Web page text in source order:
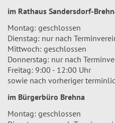
im Rathaus Sandersdorf-
Montag: geschlossen
Dienstag: nur nach
Mittwoch: geschlossen
Donnerstag: nur nach
Freitag: 9:00 - 12:00 Uhr
sowie nach vorheriger
im Bürgerbüro Brehna
Montag: geschlossen